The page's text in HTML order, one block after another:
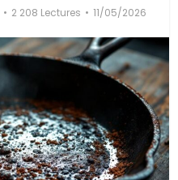
2 208 Lectures 11/05/2026